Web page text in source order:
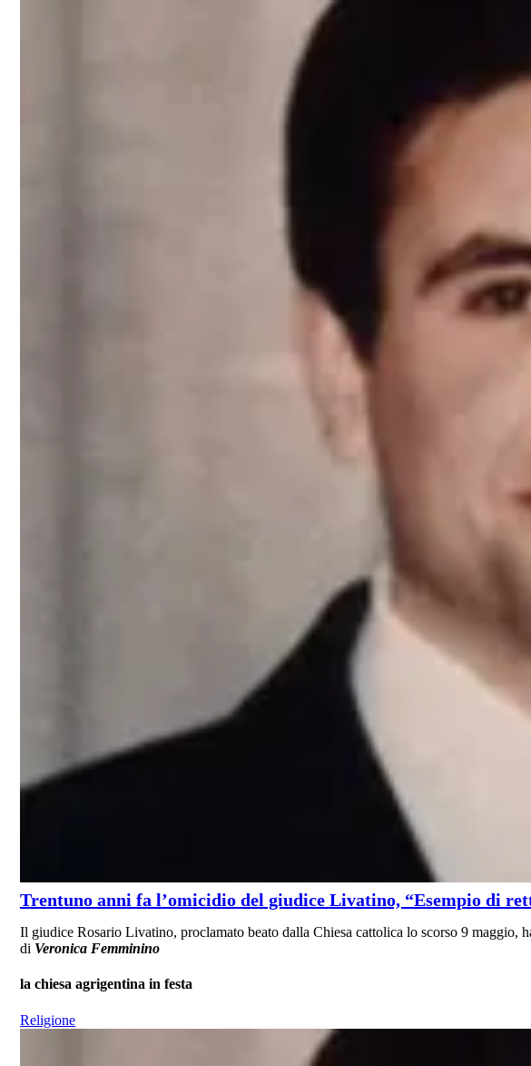
Trentuno anni fa l’omicidio del giudice Livatino, “Esempio di
Il giudice Rosario Livatino, proclamato beato dalla Chiesa cattolica lo scorso 9 maggio,
di Veronica Femminino
la chiesa agrigentina in festa
Religione